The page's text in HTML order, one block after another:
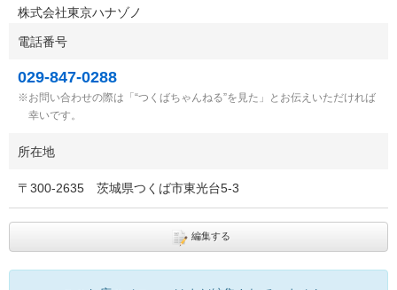
株式会社東京ハナゾノ
電話番号
029-847-0288
お問い合わせの際は「“つくばちゃんねる”を見た」とお伝えいただければ
幸いです。
所在地
〒 300-2635 茨城県つくば市東光台5-3
編集する